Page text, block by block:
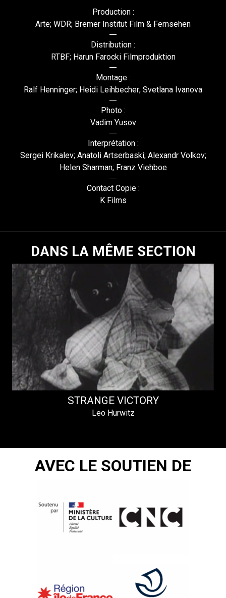
Production :
Arte; WDR; Bremer Institut Film & Fernsehen
Distribution :
RTBF; Harun Farocki Filmproduktion
Montage :
Ralf Henninger; Heidi Leihbecher; Svetlana Ivanova
Photo :
Vadim Yusov
Interprétation :
Sergei Krikalev; Anatoli Artserbaski; Alexandr Volkov;
Helen Sharman; Franz Viehboe
Contact Copie :
K Films
DANS LA MÊME SECTION
STRANGE VICTORY
Leo Hurwitz
AVEC LE SOUTIEN DE